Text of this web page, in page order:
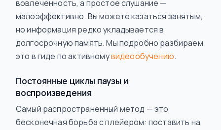
вовлеченность, а простое слушание —
малоэффективно. Вы можете казаться занятым,
но информация редко укладывается в
долгосрочную память. Мы подробно разбираем
это в гиде по активномувидеообучению.
Постоянные циклы паузы и
воспроизведения
Самый распространенный метод — это
бесконечная борьба с плейером: поставить на